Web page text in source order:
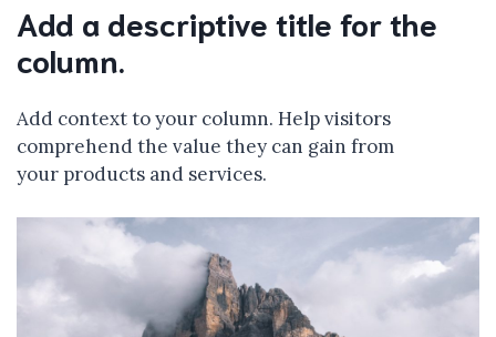
Add a descriptive title for the
column.
Add context to your column. Help visitors
comprehend the value they can gain from
your products and services.